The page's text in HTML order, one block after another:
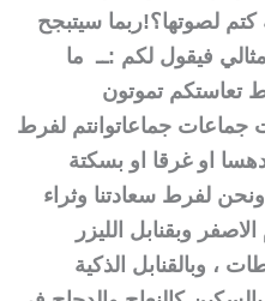
لصوتها؟!ربما سيتبجح
فيقول لكم :ــ ما
تعاستكم تموتون
جماعات جماعاتوانتم لفرط
او غرقا او بسكتة
ونحن لفرط سعادتنا وثراء
الاصفر وبقنابل الليزر
، وبالقنابل الذكية